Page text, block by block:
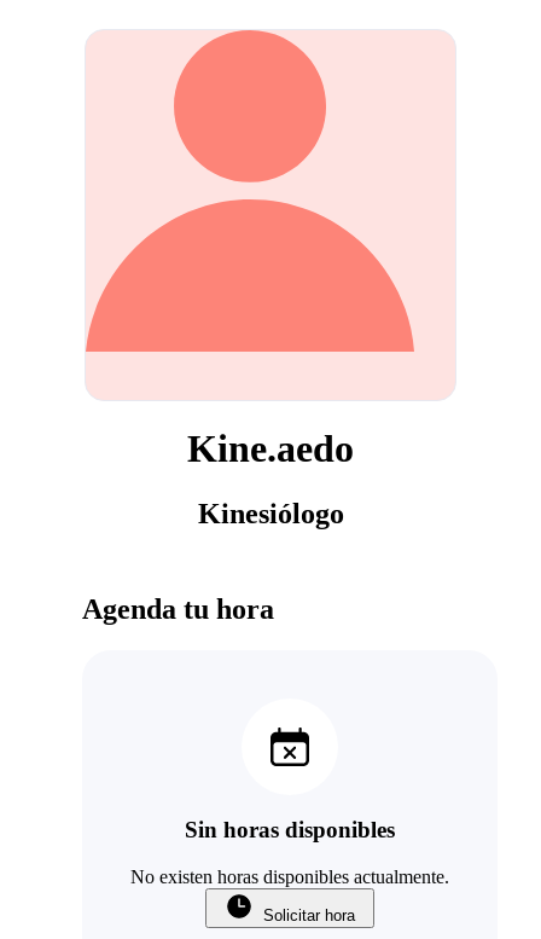
Kine.aedo
Kinesiólogo
Agenda tu hora
Sin horas disponibles
No existen horas disponibles actualmente.
Solicitar hora